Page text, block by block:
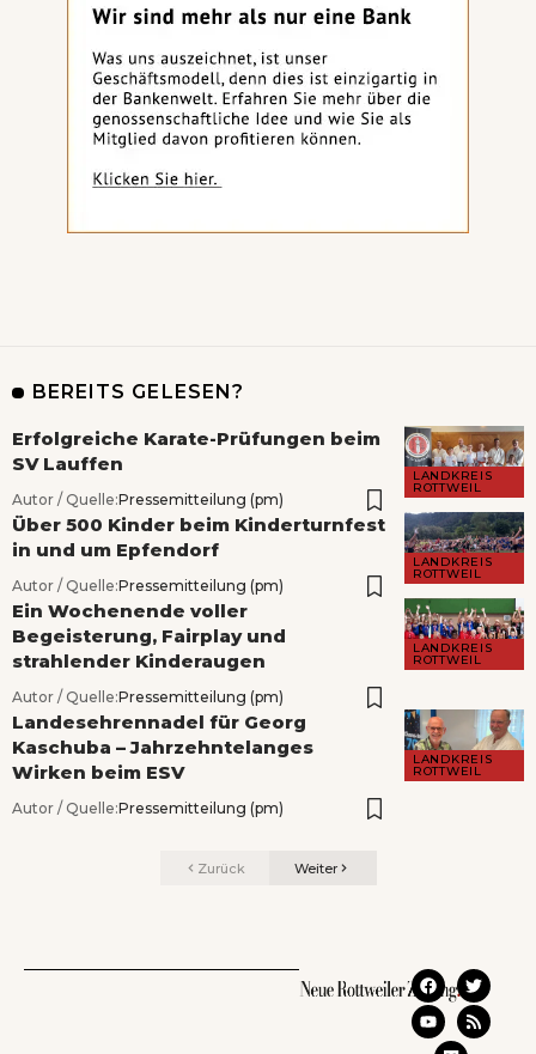
BEREITS GELESEN?
LANDKREIS
ROTTWEIL
Erfolgreiche Karate-Prüfungen beim
SV Lauffen
Autor / Quelle:Pressemitteilung (pm)
LANDKREIS
ROTTWEIL
Über 500 Kinder beim Kinderturnfest
in und um Epfendorf
Autor / Quelle:Pressemitteilung (pm)
LANDKREIS
ROTTWEIL
Ein Wochenende voller
Begeisterung, Fairplay und
strahlender Kinderaugen
Autor / Quelle:Pressemitteilung (pm)
LANDKREIS
ROTTWEIL
Landesehrennadel für Georg
Kaschuba – Jahrzehntelanges
Wirken beim ESV
Autor / Quelle:Pressemitteilung (pm)
Zurück Weiter